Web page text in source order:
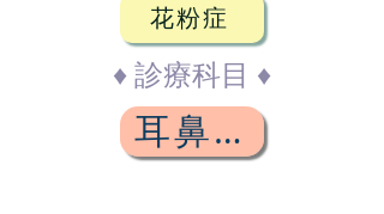
花粉症
♦ 診療科目 ♦
耳鼻咽喉科